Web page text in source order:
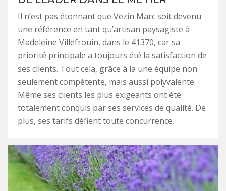
Il n’est pas étonnant que Vezin Marc soit devenu
une référence en tant qu’artisan paysagiste à
Madeleine Villefrouin, dans le 41370, car sa
priorité principale a toujours été la satisfaction de
ses clients. Tout cela, grâce à la une équipe non
seulement compétente, mais aussi polyvalente.
Même ses clients les plus exigeants ont été
totalement conquis par ses services de qualité. De
plus, ses tarifs défient toute concurrence.